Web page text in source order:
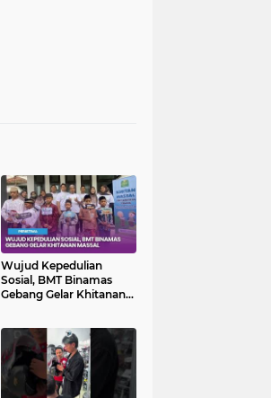
Wujud Kepedulian
Sosial, BMT Binamas
Gebang Gelar Khitanan